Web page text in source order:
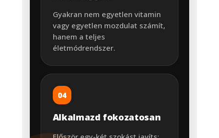
Gyakran nem egyetlen vitamin
vagy egyetlen mozdulat számít,
hanem a teljes
életmódrendszer.
04
Alkalmazd fokozatosan